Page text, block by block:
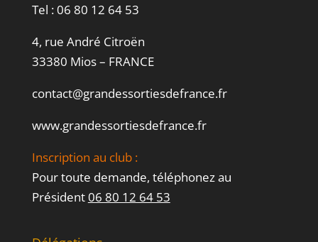
Tel :06 80 12 64 53
4, rue André Citroën
33380 Mios – FRANCE
contact@grandessortiesdefrance.fr
www.grandessortiesdefrance.fr
Inscription au club :
Pour toute demande, téléphonez au
Président06 80 12 64 53